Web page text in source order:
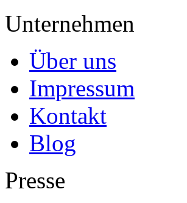
Unternehmen
Über uns
Impressum
Kontakt
Blog
Presse